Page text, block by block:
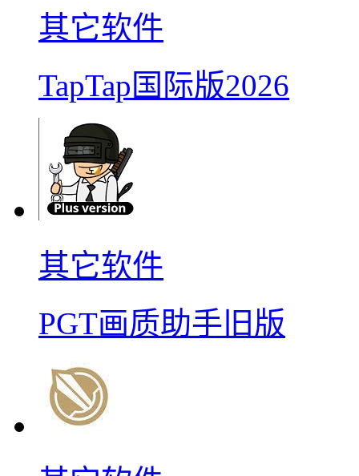
其它软件
TapTap国际版2026
其它软件
PGT画质助手旧版